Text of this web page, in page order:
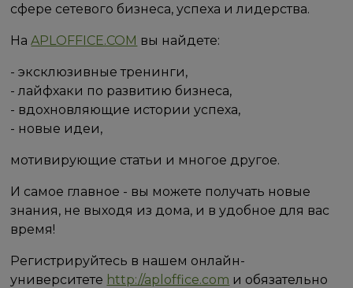
сфере сетевого бизнеса, успеха и лидерства.
НаAPLOFFICE.COM вы найдете:
- эксклюзивные тренинги,
- лайфхаки по развитию бизнеса,
- вдохновляющие истории успеха,
- новые идеи,
мотивирующие статьи и многое другое.
И самое главное - вы можете получать новые
знания, не выходя из дома, и в удобное для вас
время!
Регистрируйтесь в нашем онлайн-
университете http://aploffice.com и обязательно